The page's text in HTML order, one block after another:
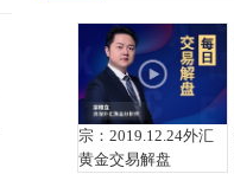
宗：2019.12.24外汇
黄金交易解盘